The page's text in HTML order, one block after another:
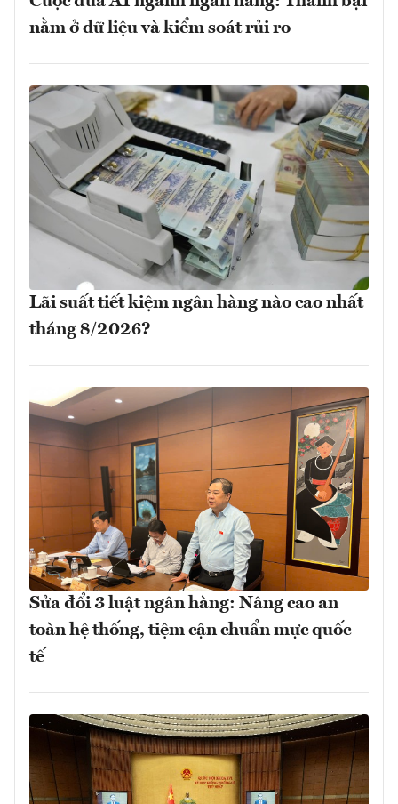
nằm ở dữ liệu và kiểm soát rủi ro
Lãi suất tiết kiệm ngân hàng nào cao nhất
tháng 8/2026?
Sửa đổi 3 luật ngân hàng: Nâng cao an
toàn hệ thống, tiệm cận chuẩn mực quốc
tế